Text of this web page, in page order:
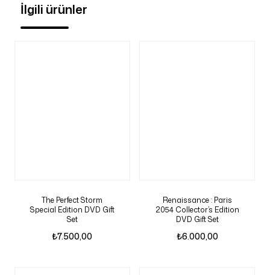
İlgili ürünler
The Perfect Storm
Special Edition DVD Gift
Set
₺7.500,00
Renaissance : Paris
2054 Collector’s Edition
DVD Gift Set
₺6.000,00